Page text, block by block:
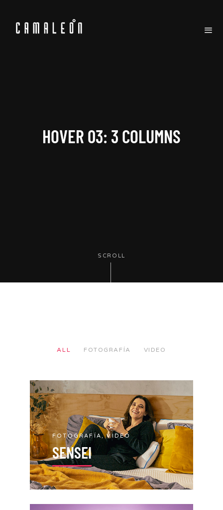
HOVER 03: 3 COLUMNS
SCROLL
ALL FOTOGRAFÍA VIDEO
FOTOGRAFÍA, VIDEO
SENSEI